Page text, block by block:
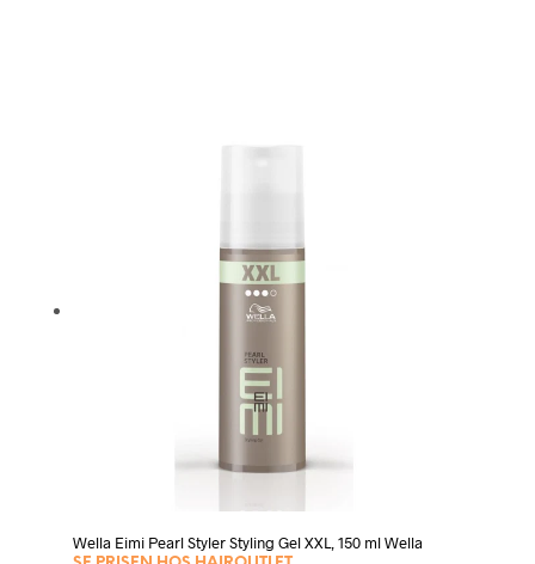
Wella Eimi Pearl Styler Styling Gel XXL, 150 ml Wella